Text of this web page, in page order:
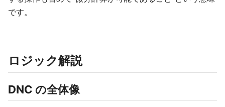
です。
ロジック解説
DNC の全体像